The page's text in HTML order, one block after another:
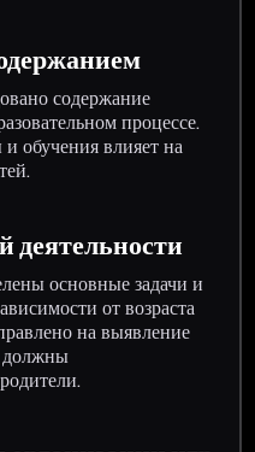
содержание
процессе.
обучения влияет на
деятельности
основные задачи и
от возраста
на выявление
должны